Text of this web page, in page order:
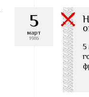
5
март
1916
5